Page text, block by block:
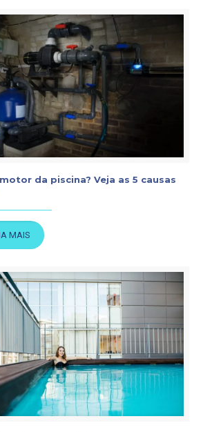
da piscina? Veja as 5 causas
MAIS